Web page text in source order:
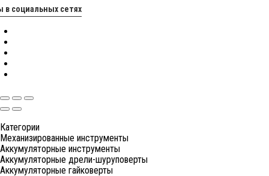
в социальных сетях
Категории
Механизированные инструменты
Аккумуляторные инструменты
Аккумуляторные дрели-шуруповерты
Аккумуляторные гайковерты